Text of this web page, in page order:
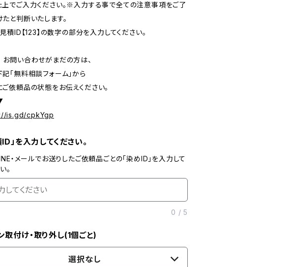
上でご入力ください。※入力する事で全ての注意事項をご了
と判断いたします。
積ID【123】の数字の部分を入力してください。
問い合わせがまだの方は、
「無料相談フォーム」から
依頼品の状態をお伝えください。
is.gd/cpkYgp
ID」を入力してください。
・メールでお送りしたご依頼品ごとの「染めID」を入力して
。
0 /5
取付け・取り外し(1個ごと)
選択なし